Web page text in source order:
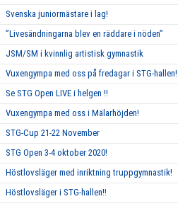
Svenska juniormästare i lag!
”Livesändningarna blev en räddare i nöden”
JSM/SM i kvinnlig artistisk gymnastik
Vuxengympa med oss på fredagar i STG-hallen!
Se STG Open LIVE i helgen !!
Vuxengympa med oss i Mälarhöjden!
STG-Cup 21-22 November
STG Open 3-4 oktober 2020!
Höstlovsläger med inriktning truppgymnastik!
Höstlovsläger i STG-hallen!!